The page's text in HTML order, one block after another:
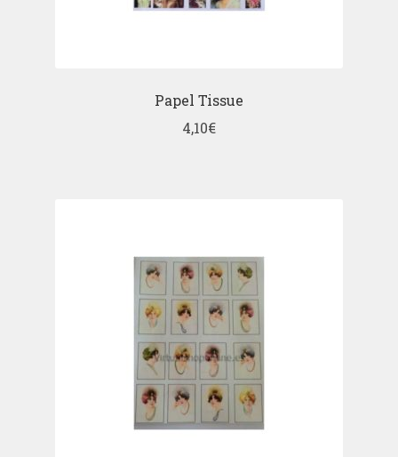
Papel Tissue
4,10€